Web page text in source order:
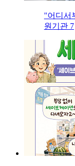
"어디서
원기관 7